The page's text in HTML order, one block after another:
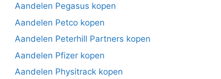
Aandelen Pegasus kopen
Aandelen Petco kopen
Aandelen Peterhill Partners kopen
Aandelen Pfizer kopen
Aandelen Physitrack kopen